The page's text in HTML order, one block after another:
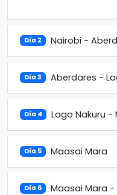
Día 2 Nairobi -
Día 3 Aberdares -
Día 4 Lago Nakuru -
Día 5 Maasai Mara
Día 6 Maasai Mara -